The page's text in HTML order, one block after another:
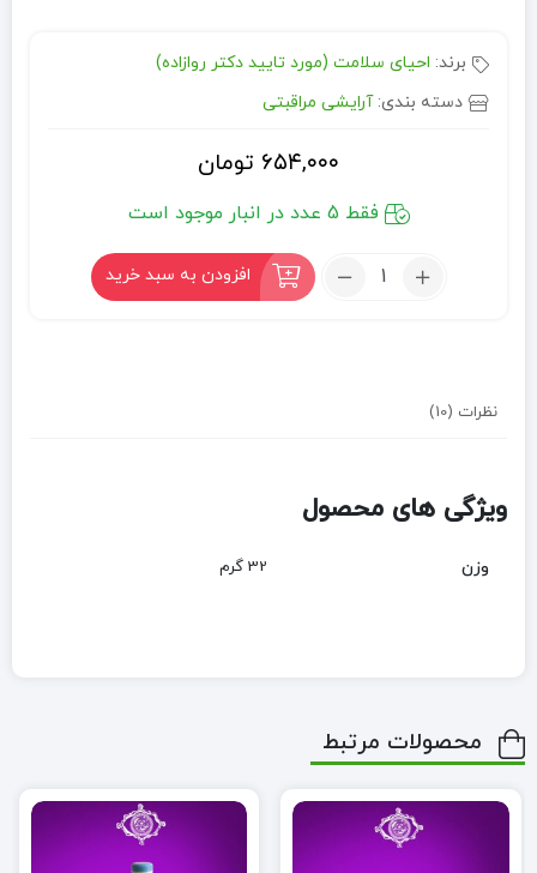
برند: احیای سلامت (مورد تایید دکتر روازاده)
دسته بندی:آرایشی مراقبتی
۶۵۴,۰۰۰ تومان
فقط 5 عدد در انبار موجود است
تعداد:
افزودن به سبد خرید
نظرات (10)
ویژگی های محصول
وزن 32 گرم
محصولات مرتبط